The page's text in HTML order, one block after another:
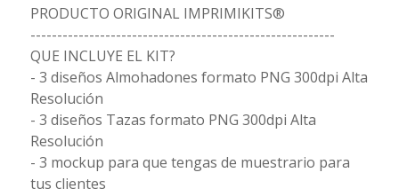
PRODUCTO ORIGINAL IMPRIMIKITS®
---------------------------------------------------------
QUE INCLUYE EL KIT?
- 3 diseños Almohadones formato PNG 300dpi Alta
Resolución
- 3 diseños Tazas formato PNG 300dpi Alta
Resolución
- 3 mockup para que tengas de muestrario para
tus clientes